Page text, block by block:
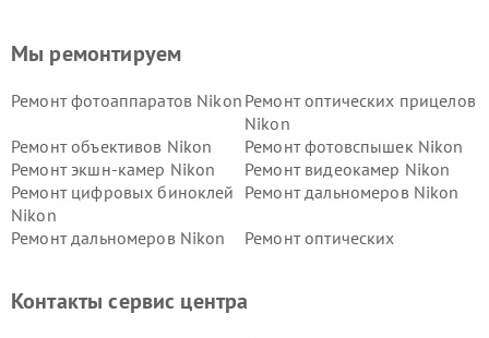
Мы ремонтируем
Ремонт фотоаппаратов Nikon Ремонт оптических прицелов
Nikon
Ремонт объективов Nikon
Ремонт фотовспышек Nikon
Ремонт экшн-камер Nikon
Ремонт видеокамер Nikon
Ремонт цифровых биноклей
Nikon
Ремонт дальномеров Nikon
Ремонт дальномеров Nikon
Ремонт оптических
Контакты сервис центра